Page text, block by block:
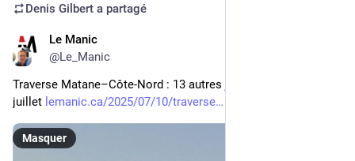
Denis Gilbert a partagé
Le Manic
@Le_Manic
Traverse Matane–Côte-Nord : 13 autres jours de grève en
juillet lemanic.ca/2025/07/10/traverse
Masquer